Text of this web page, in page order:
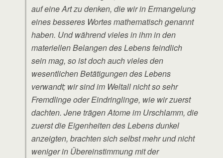
auf eine Art zu denken, die wir in Ermangelung
eines besseres Wortes mathematisch genannt
haben. Und während vieles in ihm in den
materiellen Belangen des Lebens feindlich
sein mag, so ist doch auch vieles den
wesentlichen Betätigungen des Lebens
verwandt; wir sind im Weltall nicht so sehr
Fremdlinge oder Eindringlinge, wie wir zuerst
dachten. Jene trägen Atome im Urschlamm, die
zuerst die Eigenheiten des Lebens dunkel
anzeigten, brachten sich selbst mehr und nicht
weniger in Übereinstimmung mit der